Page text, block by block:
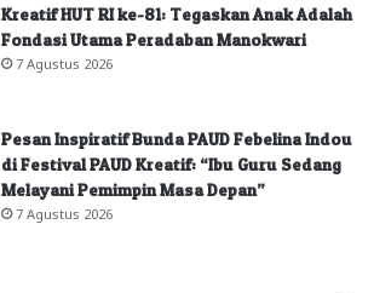
Kreatif HUT RI ke-81: Tegaskan Anak Adalah
Fondasi Utama Peradaban Manokwari
7 Agustus 2026
Pesan Inspiratif Bunda PAUD Febelina Indou
di Festival PAUD Kreatif: “Ibu Guru Sedang
Melayani Pemimpin Masa Depan”
7 Agustus 2026